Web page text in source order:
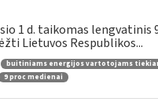
1 d. taikomas lengvatinis
Lietuvos Respublikos...
buitiniams energijos vartotojams
9 proc medienai